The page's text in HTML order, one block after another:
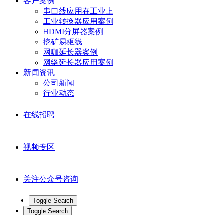
串口线应用在工业上
工业转换器应用案例
HDMI分屏器案例
挖矿易驱线
网咖延长器案例
网络延长器应用案例
新闻资讯
公司新闻
行业动态
在线招聘
视频专区
关注公众号咨询
Toggle Search
Toggle Search